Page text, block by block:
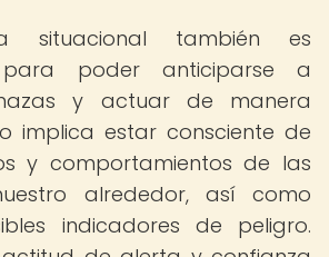
situacional también es
para poder anticiparse a
y actuar de manera
implica estar consciente de
y comportamientos de las
alrededor, así como
indicadores de peligro.